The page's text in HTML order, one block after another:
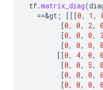
tf.matrix_diag(
==&gt ; [[[0, 1 ,
[0, 0, 2, 0
[0, 0, 0, 3
[0, 0, 0, 0
[[0, 4, 0, 0
[0, 0, 5, 0
[0, 0, 0, 6
[0, 0, 0, 0